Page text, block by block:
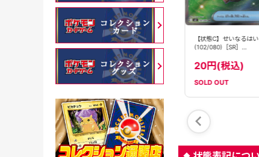
(073/080)[U]【XY2】
【状態B】せいなるはい
(102/080)［SR］
【M3】
50円(税込)
SOLD OUT
【状態C】せいなるはい
(102/080)［SR］
20円(税込)
SOLD OUT